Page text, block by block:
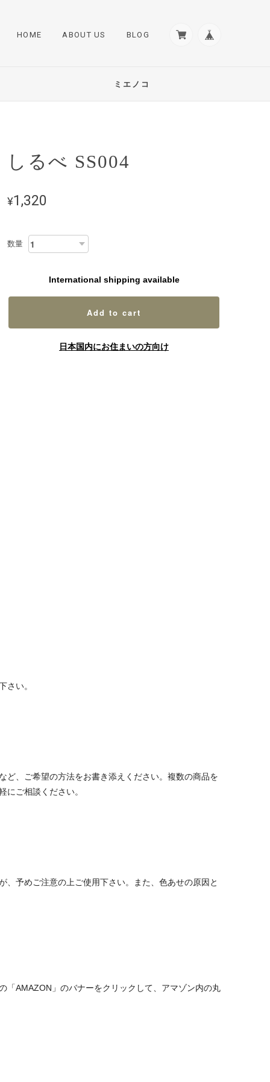
HOME ABOUT US BLOG
ミエノコ
しるべ SS004
¥1,320
数量
International shipping available
Add to cart
日本国内にお住まいの方向け
さい。
ど、ご希望の方法をお書き添えください。複数の商品を
ご相談ください。
予めご注意の上ご使用下さい。また、色あせの原因と
「AMAZON」のバナーをクリックして、アマゾン内の丸